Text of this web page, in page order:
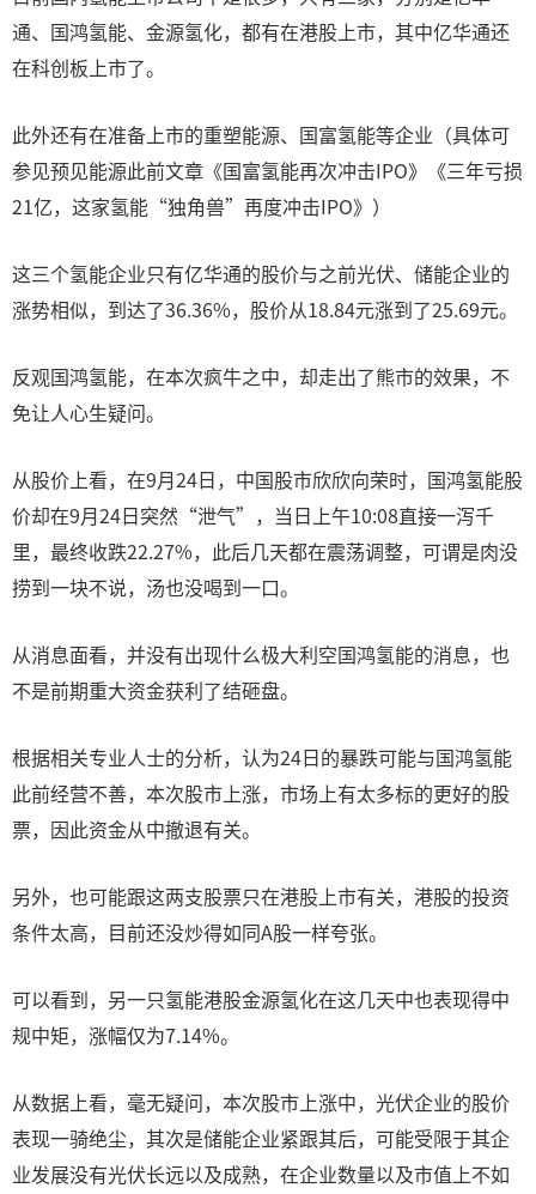
通、国鸿氢能、金源氢化，都有在港股上市，其中亿华通还
在科创板上市了。
此外还有在准备上市的重塑能源、国富氢能等企业（具体可
参见预见能源此前文章《国富氢能再次冲击IPO》《三年亏损
21亿，这家氢能“独角兽”再度冲击IPO》）
这三个氢能企业只有亿华通的股价与之前光伏、储能企业的
涨势相似，到达了36.36%，股价从18.84元涨到了25.69元。
反观国鸿氢能，在本次疯牛之中，却走出了熊市的效果，不
免让人心生疑问。
从股价上看，在9月24日，中国股市欣欣向荣时，国鸿氢能股
价却在9月24日突然“泄气”，当日上午10:08直接一泻千
里，最终收跌22.27%，此后几天都在震荡调整，可谓是肉没
捞到一块不说，汤也没喝到一口。
从消息面看，并没有出现什么极大利空国鸿氢能的消息，也
不是前期重大资金获利了结砸盘。
根据相关专业人士的分析，认为24日的暴跌可能与国鸿氢能
此前经营不善，本次股市上涨，市场上有太多标的更好的股
票，因此资金从中撤退有关。
另外，也可能跟这两支股票只在港股上市有关，港股的投资
条件太高，目前还没炒得如同A股一样夸张。
可以看到，另一只氢能港股金源氢化在这几天中也表现得中
规中矩，涨幅仅为7.14%。
从数据上看，毫无疑问，本次股市上涨中，光伏企业的股价
表现一骑绝尘，其次是储能企业紧跟其后，可能受限于其企
业发展没有光伏长远以及成熟，在企业数量以及市值上不如